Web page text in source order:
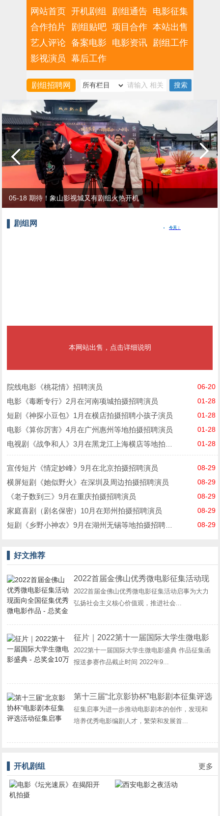
网站首页 开机剧组 剧组通告 电影征集
合作拍片 剧组贴吧 项目合作 本站出售
艺人评论 备案电影 电影资讯 剧组工作
影视演员
幕后工作
剧组招聘网
05-18 期待！象山影视城又有剧组火热开机
剧组网
本网站出售，点击详细说明
院线电影《桃花情》招聘演员 06-20
电影《毒断专行》2月在河南项城拍摄招聘演员 01-28
短剧《神探小豆包》1月在横店拍摄招聘小孩子演员 01-28
电影《算你厉害》4月在广州惠州等地拍摄招聘演员
01-28
01-28
宣传短片《情定妙峰》9月在北京拍摄招聘演员 08-29
横屏短剧《她似野火》在深圳及周边拍摄招聘演员 08-29
《老子数到三》9月在重庆拍摄招聘演员 08-29
家庭喜剧（剧名保密）10月在郑州拍摄招聘演员
08-29
08-29
好文推荐
2022首届金佛山优秀微电影征集活动现
面向全国征集优秀微电影作品 - 总奖金
89万
2022首届金佛山优秀微电影征集活动启事为大力
弘扬社会主义核心价值观，推进社会...
征片｜2022第十一届国际大学生微电影
盛典 - 总奖金10万
2022第十一届国际大学生微电影盛典 作品征集函
报送参赛作品截止时间 2022年9...
第十三届“北京影协杯”电影剧本征集评选
活动征集启事
征集启事为进一步推动电影剧本的创作，发现和
培养优秀电影编剧人才，繁荣和发展首...
开机剧组 更多